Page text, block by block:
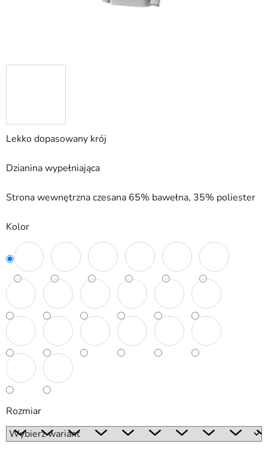
Lekko dopasowany krój
Dzianina wypełniająca
Strona wewnętrzna czesana 65% bawełna, 35% poliester
Kolor
Rozmiar